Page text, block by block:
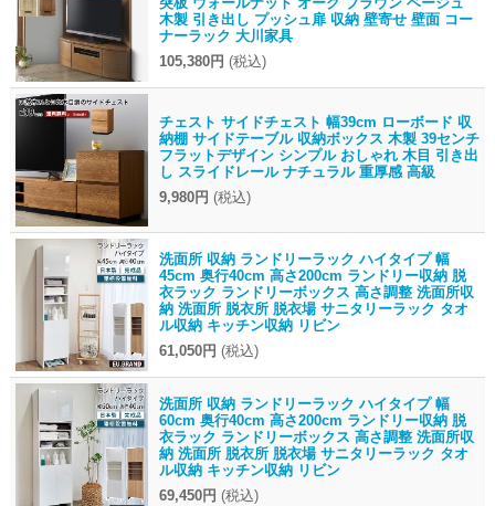
木製 引き出し プッシュ扉 収納 壁寄せ 壁面 コー
ナーラック 大川家具
105,380円 (税込)
チェスト サイドチェスト 幅39cm ローボード 収
納棚 サイドテーブル 収納ボックス 木製 39センチ
フラットデザイン シンプル おしゃれ 木目 引き出
し スライドレール ナチュラル 重厚感 高級
9,980円 (税込)
洗面所 収納 ランドリーラック ハイタイプ 幅
45cm 奥行40cm 高さ200cm ランドリー収納 脱
衣ラック ランドリーボックス 高さ調整 洗面所収
納 洗面所 脱衣所 脱衣場 サニタリーラック タオ
ル収納 キッチン収納 リビン
61,050円 (税込)
洗面所 収納 ランドリーラック ハイタイプ 幅
60cm 奥行40cm 高さ200cm ランドリー収納 脱
衣ラック ランドリーボックス 高さ調整 洗面所収
納 洗面所 脱衣所 脱衣場 サニタリーラック タオ
ル収納 キッチン収納 リビン
69,450円 (税込)